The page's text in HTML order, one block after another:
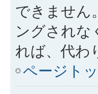
できません
ングされな
れば、代わ
ページト